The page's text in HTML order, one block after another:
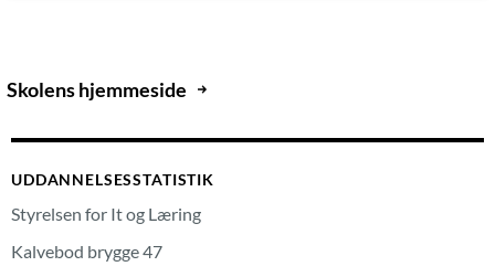
Skolens hjemmeside
UDDANNELSESSTATISTIK
Styrelsen for It og Læring
Kalvebod brygge 47